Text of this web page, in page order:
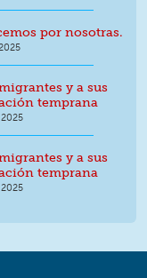
por nosotras.
y a sus
temprana
y a sus
temprana